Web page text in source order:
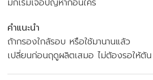
คำแนะนำ
ถ้ากรองใกล้รอบ หรือใช้มานานแล้ว
เปลี่ยนก่อนฤดูผลิตเสมอ ไม่ต้องรอให้ตัน